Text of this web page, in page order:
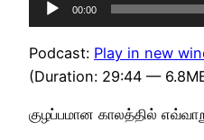
Player
00:00
Podcast: Play in new
(Duration: 29:44 —
குழப்பமான காலத்தில்